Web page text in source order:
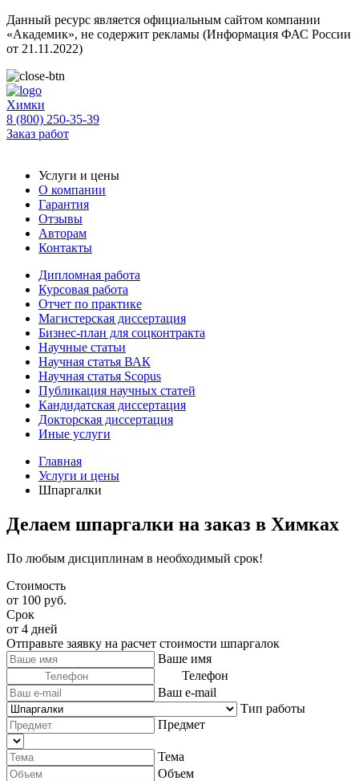
Данный ресурс является официальным сайтом компании
«Академик», не содержит рекламы (Информация ФАС России
от 21.11.2022)
Химки
8 (800) 250-35-39
Заказ работ
Услуги и цены
О компании
Гарантия
Отзывы
Авторам
Контакты
Дипломная работа
Курсовая работа
Отчет по практике
Магистерская диссертация
Бизнес-план для соцконтракта
Научные статьи
Научная статья ВАК
Научная статья Scopus
Публикация научных статей
Кандидатская диссертация
Докторская диссертация
Иные услуги
Главная
Услуги и цены
Шпаргалки
Делаем шпаргалки на заказ в Химках
По любым дисциплинам в необходимый срок!
Стоимость
от 100 руб.
Срок
от 4 дней
Отправьте заявку на расчет стоимости шпаргалок
Ваше имя
Телефон
Ваш e-mail
Тип работы
Предмет
Тема
Объем